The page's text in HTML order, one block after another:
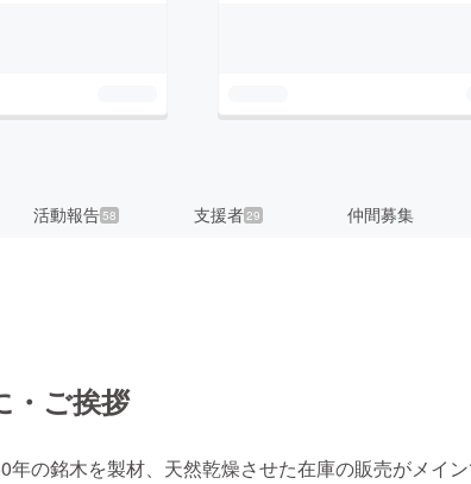
活動報告58 支援者 29 仲間募集
・ご挨拶
年の銘木を製材、天然乾燥させた在庫の販売がメイ